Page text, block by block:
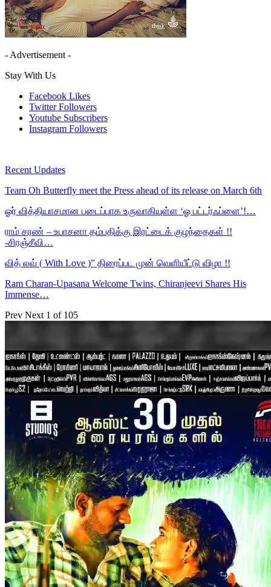
- Advertisement -
Stay With Us
Facebook Likes
Twitter Followers
Youtube Subscribers
Instagram Followers
Recent Updates
Team Oh Butterfly meet the Press ahead of its release on March 6th
ஓர் வித்தியாசமான படைப்பாக உருவாகியுள்ள ‘ஓ பட்டர்ஃப்ளை’!…
ராம் சரண் – உபாசனா தம்பதிக்கு இரட்டைக் குழந்தைகள் !!
-சிரஞ்சீவி…
வித் லவ் ( With Love )” திரைப்பட முன் வெளியீட்டு விழா !!
Ram Charan-Upasana Welcome Twins, Chiranjeevi Shares His
Immense…
Prev Next 1 of 105